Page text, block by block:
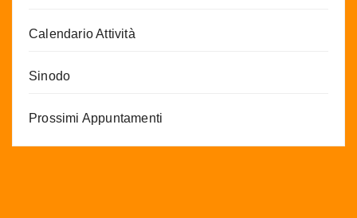
Calendario Attività
Sinodo
Prossimi Appuntamenti